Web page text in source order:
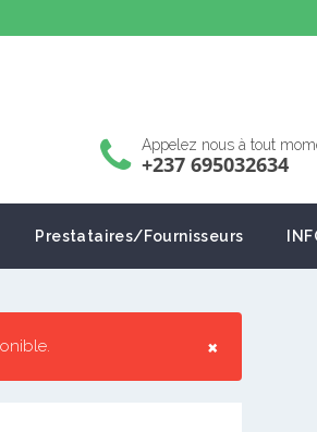
Appelez nous à tout
+237 695032634
Prestataires/Fournisseurs
×